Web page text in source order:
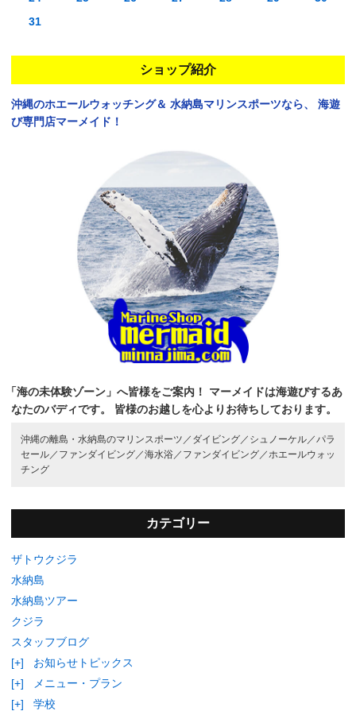
31
ショップ紹介
沖縄のホエールウォッチング＆ 水納島マリンスポーツなら、
海遊
び専門店マーメイド！
「海の未体験ゾーン」へ皆様をご案内！
マーメイドは海遊びするあ
なたのバディです。
皆様のお越しを心よりお待ちしております。
沖縄の離島・水納島のマリンスポーツ／ ダイビング／ シュノーケル／ パラ
セール／ ファンダイビング／海水浴／ ファンダイビング／ ホエールウォッ
チング
カテゴリー
ザトウクジラ
水納島
水納島ツアー
クジラ
スタッフブログ
[+]
お知らせトピックス
[+]
メニュー・プラン
[+]
学校